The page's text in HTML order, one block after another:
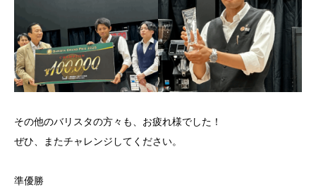
その他のバリスタの方々も、お疲れ様でした！
ぜひ、またチャレンジしてください。
準優勝